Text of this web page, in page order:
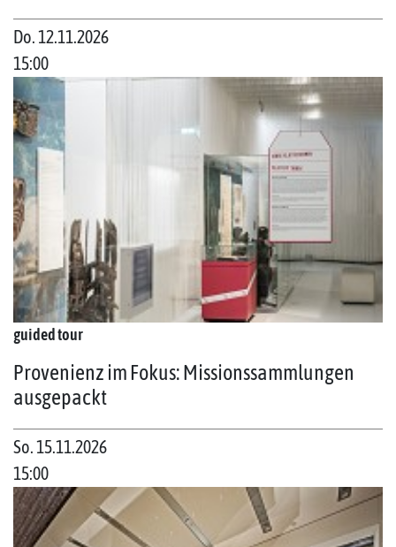
Do. 12.11.2026
15:00
guided tour
Provenienz im Fokus: Missionssammlungen
ausgepackt
So. 15.11.2026
15:00